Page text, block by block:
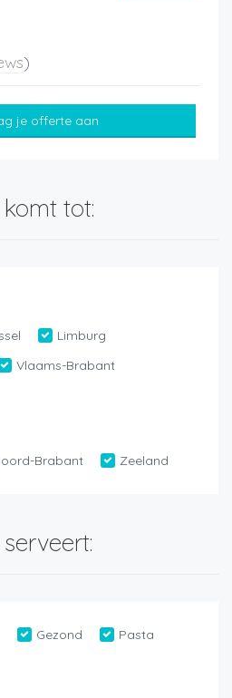
)
je offerte aan
tot:
Limburg
Vlaams-Brabant
Brabant Zeeland
Gezond
Pasta